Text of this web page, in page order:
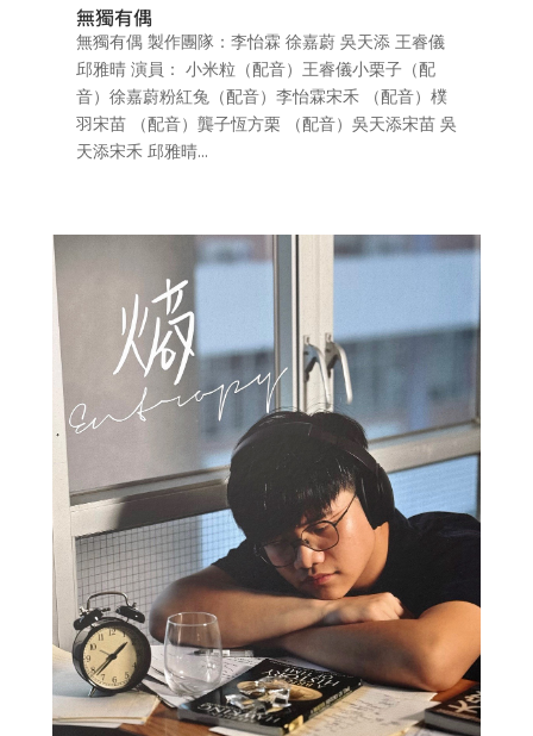
無獨有偶
無獨有偶 製作團隊：李怡霖 徐嘉蔚 吳天添 王睿儀
邱雅晴 演員： 小米粒（配音）王睿儀小栗子（配
音）徐嘉蔚粉紅兔（配音）李怡霖宋禾 （配音）樸
羽宋苗 （配音）龔子恆方栗 （配音）吳天添宋苗 吳
天添宋禾 邱雅晴...